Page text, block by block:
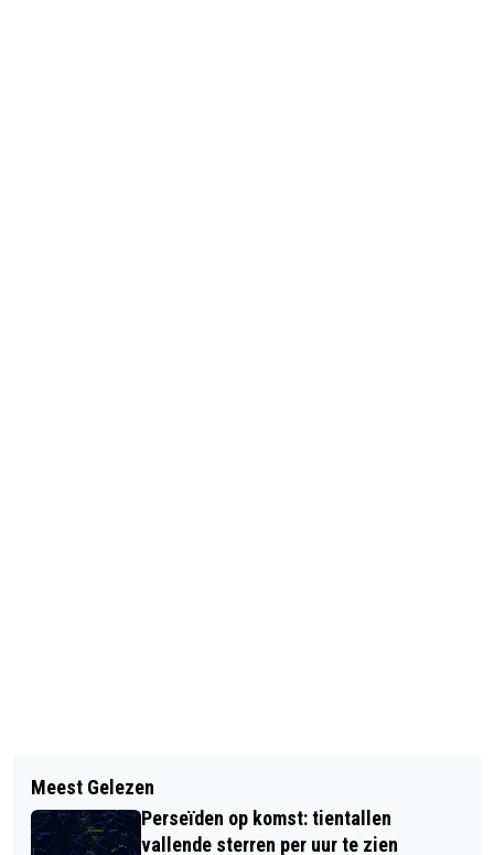
KINDERKUNSTROUTE HALDERBERGE
GEMEENTE HALDERBERGE IN DE TOP
5 MEESTE ROKERS VAN NOORD
Meest Gelezen
Perseïden op komst: tientallen
vallende sterren per uur te zien